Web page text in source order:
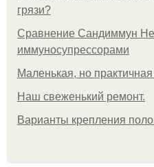
грязи?
Сравнение Сандиммун
иммуносупрессорами
Маленькая, но
Наш свеженький ремонт.
Варианты крепления